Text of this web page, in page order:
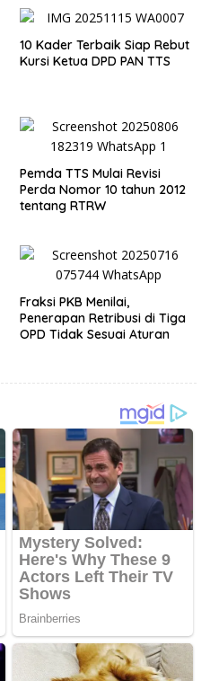
10 Kader Terbaik Siap Rebut
Kursi Ketua DPD PAN TTS
Pemda TTS Mulai Revisi
Perda Nomor 10 tahun 2012
tentang RTRW
Fraksi PKB Menilai,
Penerapan Retribusi di Tiga
OPD Tidak Sesuai Aturan